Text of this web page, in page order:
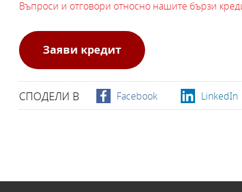
Въпроси и отговори относно нашите бързи
Заяви кредит
СПОДЕЛИ В Facebook LinkedIn